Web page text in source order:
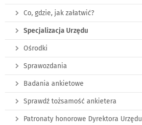
Co, gdzie, jak załatwić?
Specjalizacja Urzędu
Ośrodki
Sprawozdania
Badania ankietowe
Sprawdź tożsamość ankietera
Patronaty honorowe Dyrektora Urzędu